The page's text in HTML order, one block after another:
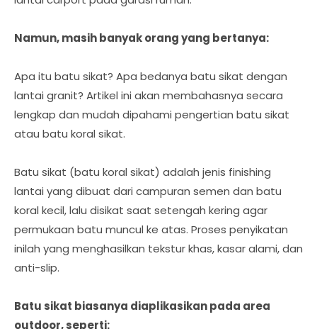
Namun, masih banyak orang yang bertanya:
Apa itu batu sikat? Apa bedanya batu sikat dengan
lantai granit? Artikel ini akan membahasnya secara
lengkap dan mudah dipahami pengertian batu sikat
atau batu koral sikat.
Batu sikat (batu koral sikat) adalah jenis finishing
lantai yang dibuat dari campuran semen dan batu
koral kecil, lalu disikat saat setengah kering agar
permukaan batu muncul ke atas. Proses penyikatan
inilah yang menghasilkan tekstur khas, kasar alami, dan
anti-slip.
Batu sikat biasanya diaplikasikan pada area
outdoor, seperti: